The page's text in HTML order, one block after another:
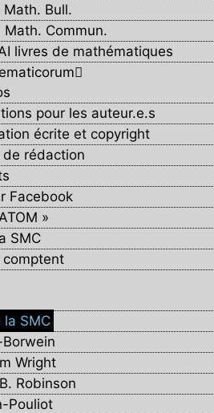
Math. Bull.
Math. Commun.
livres de mathématiques
pour les auteur.e.s
écrite et copyright
de rédaction
Facebook
»
SMC
la SMC
Wright
Robinson
Pouliot